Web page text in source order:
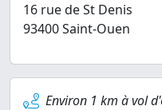
16 rue de St Denis
93400 Saint-Ouen
Environ 1 km à vol